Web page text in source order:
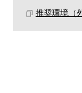
推奨環境（